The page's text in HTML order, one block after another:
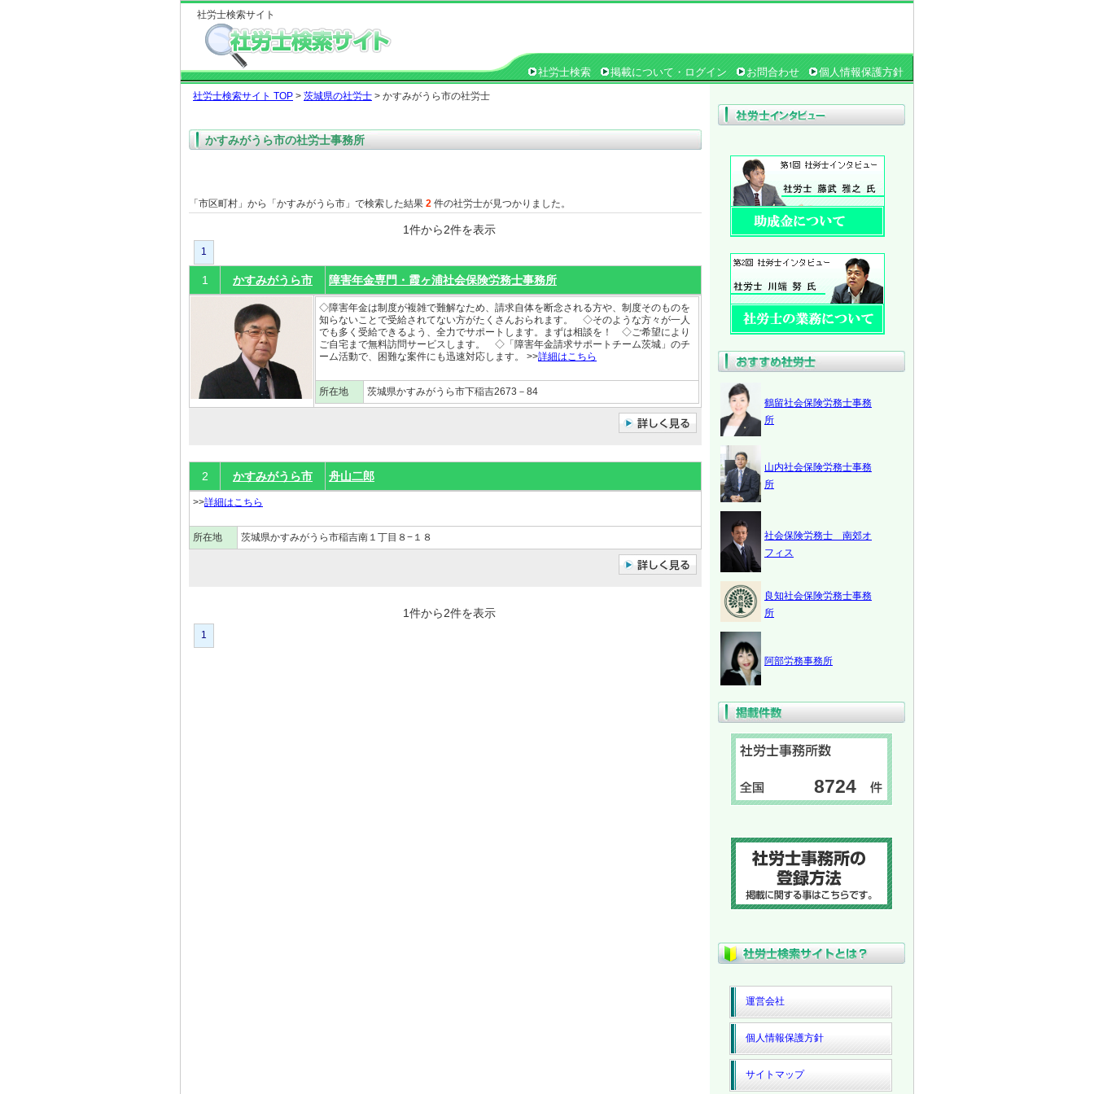
社労士検索サイト
社労士検索 掲載について・ログイン お問合わせ 個人情報保護方針
社労士検索サイト TOP > 茨城県の社労士 > かすみがうら市の社労士
かすみがうら市の社労士事務所
「市区町村」から「かすみがうら市」で検索した結果 2 件の社労士が見つかりました。
1件から2件を表示
1
1 かすみがうら市 障害年金専門・霞ヶ浦社会保険労務士事務所
◇障害年金は制度が複雑で難解なため、請求自体を断念される方や、制度そのものを
知らないことで受給されてない方がたくさんおられます。 ◇そのような方々が一人
でも多く受給できるよう、全力でサポートします。まずは相談を！ ◇ご希望により
ご自宅まで無料訪問サービスします。 ◇「障害年金請求サポートチーム茨城」のチ
ーム活動で、困難な案件にも迅速対応します。 >>詳細はこちら
所在地 茨城県かすみがうら市下稲吉2673－84
2 かすみがうら市 舟山二郎
>>詳細はこちら
所在地 茨城県かすみがうら市稲吉南１丁目８−１８
1件から2件を表示
1
鶴留社会保険労務士事務
所
山内社会保険労務士事務
所
社会保険労務士 南郊オ
フィス
良知社会保険労務士事務
所
阿部労務事務所
8724
運営会社
個人情報保護方針
サイトマップ